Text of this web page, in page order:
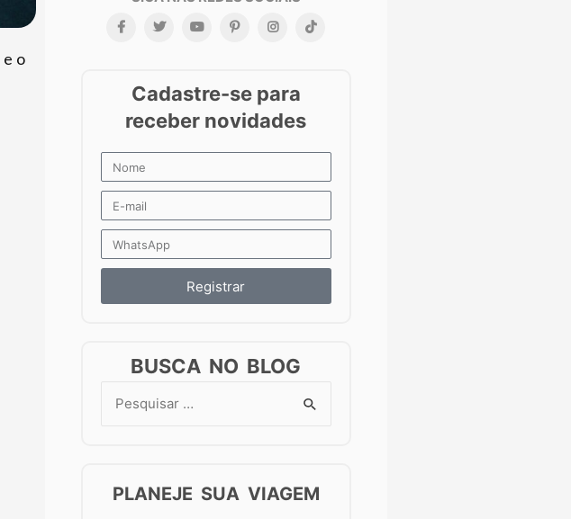
e o
Registrar
BUSCA NO BLOG
Search
PLANEJE SUA VIAGEM